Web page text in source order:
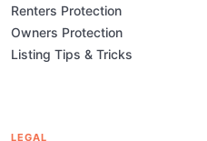
Renters Protection
Owners Protection
Listing Tips & Tricks
LEGAL